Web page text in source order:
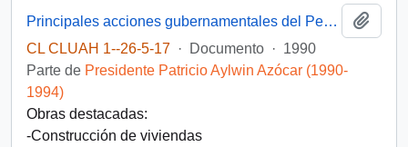
Principales acciones gubernamentales del Período 1990-1993 Comuna de Melipilla
CL CLUAH 1--26-5-17 · Documento · 1990
Parte de Presidente Patricio Aylwin Azócar (1990-
1994)
Obras destacadas:
-Construcción de viviendas